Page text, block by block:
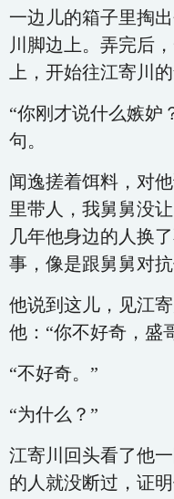
一边儿的箱子里掏
川脚边上。弄完后
上，开始往江寄川
“你刚才说什么嫉妒
句。
闻逸搓着饵料，对
里带人，我舅舅没
几年他身边的人换
事，像是跟舅舅对
他说到这儿，见江
他：“你不好奇，盛
“不好奇。”
“为什么？”
江寄川回头看了他
的人就没断过，证